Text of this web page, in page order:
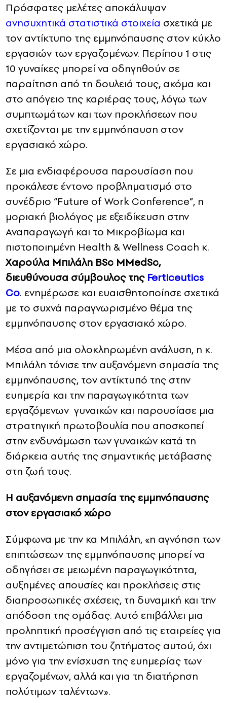
Πρόσφατες μελέτες αποκάλυψαν
ανησυχητικά στατιστικά στοιχεία σχετικά με
τον αντίκτυπο της εμμηνόπαυσης στον κύκλο
εργασιών των εργαζομένων. Περίπου 1 στις
10 γυναίκες μπορεί να οδηγηθούν σε
παραίτηση από τη δουλειά τους, ακόμα και
στο απόγειο της καριέρας τους, λόγω των
συμπτωμάτων και των προκλήσεων που
σχετίζονται με την εμμηνόπαυση στον
εργασιακό χώρο.
Σε μια ενδιαφέρουσα παρουσίαση που
προκάλεσε έντονο προβληματισμό στο
συνέδριο “Future of Work Conference”, η
μοριακή βιολόγος με εξειδίκευση στην
Αναπαραγωγή και το Μικροβίωμα και
πιστοποιημένη Health & Wellness Coach κ.
Χαρούλα Μπιλάλη BSc MMedSc,
διευθύνουσα σύμβουλος της Ferticeutics
Co. ενημέρωσε και ευαισθητοποίησε σχετικά
με το συχνά παραγνωρισμένο θέμα της
εμμηνόπαυσης στον εργασιακό χώρο.
Μέσα από μια ολοκληρωμένη ανάλυση, η κ.
Μπιλάλη τόνισε την αυξανόμενη σημασία της
εμμηνόπαυσης, τον αντίκτυπό της στην
ευημερία και την παραγωγικότητα των
εργαζόμενων γυναικών και παρουσίασε μια
στρατηγική πρωτοβουλία που αποσκοπεί
στην ενδυνάμωση των γυναικών κατά τη
διάρκεια αυτής της σημαντικής μετάβασης
στη ζωή τους.
Η αυξανόμενη σημασία της εμμηνόπαυσης
στον εργασιακό χώρο
Σύμφωνα με την κα Μπιλάλη, «η αγνόηση των
επιπτώσεων της εμμηνόπαυσης μπορεί να
οδηγήσει σε μειωμένη παραγωγικότητα,
αυξημένες απουσίες και προκλήσεις στις
διαπροσωπικές σχέσεις, τη δυναμική και την
απόδοση της ομάδας. Αυτό επιβάλλει μια
προληπτική προσέγγιση από τις εταιρείες για
την αντιμετώπιση του ζητήματος αυτού, όχι
μόνο για την ενίσχυση της ευημερίας των
εργαζομένων, αλλά και για τη διατήρηση
πολύτιμων ταλέντων».